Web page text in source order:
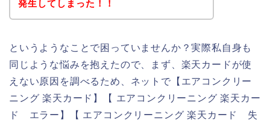
発生してしまった！！
というようなことで困っていませんか？実際私自身も
同じような悩みを抱えたので、まず、楽天カードが使
えない原因を調べるため、ネットで【エアコンクリー
ニング 楽天カード】【 エアコンクリーニング 楽天カー
ド エラー】【 エアコンクリーニング 楽天カード 失